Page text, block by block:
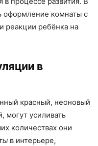
оформление комнаты с
реакции ребёнка на
в
красный, неоновый
могут усиливать
количествах они
в интерьере,